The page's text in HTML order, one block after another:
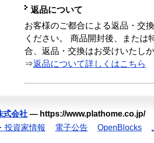
返品について
お客様のご都合による返品・交
ください。 商品開封後、または
合、返品・交換はお受けいたし
⇒返品について詳しくはこちら
式会社 — https://www.plathome.co.jp/
投資家情報 電子公告 OpenBlocks